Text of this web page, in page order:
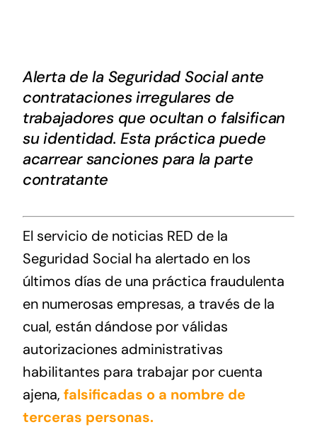
Alerta de la Seguridad Social ante
contrataciones irregulares de
trabajadores que ocultan o falsifican
su identidad. Esta práctica puede
acarrear sanciones para la parte
contratante
El servicio de noticias RED de la
Seguridad Social ha alertado en los
últimos días de una práctica fraudulenta
en numerosas empresas, a través de la
cual, están dándose por válidas
autorizaciones administrativas
habilitantes para trabajar por cuenta
ajena, falsificadas o a nombre de
terceras personas.